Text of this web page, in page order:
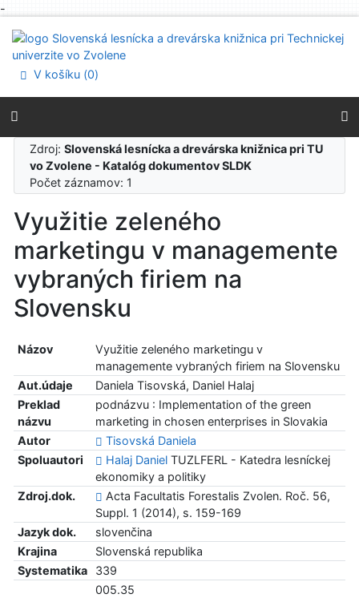
-
Prejsť na menu
Prehlásenie o webovej prístupnosti
V košíku (0)
Zdroj:Slovenská lesnícka a drevárska knižnica pri TU
vo Zvolene - Katalóg dokumentov SLDK
Počet záznamov: 1
Využitie zeleného
marketingu v managemente
vybraných firiem na
Slovensku
Názov
Využitie zeleného marketingu v
managemente vybraných firiem na Slovensku
Aut.údaje
Daniela Tisovská, Daniel Halaj
Preklad
názvu
podnázvu : Implementation of the green
marketing in chosen enterprises in Slovakia
Autor
Tisovská Daniela
Spoluautori
Halaj DanielTUZLFERL - Katedra lesníckej
ekonomiky a politiky
Zdroj.dok.
Acta Facultatis Forestalis Zvolen. Roč. 56,
Suppl. 1 (2014), s. 159-169
Jazyk dok.
slovenčina
Krajina
Slovenská republika
Systematika
339
005.35